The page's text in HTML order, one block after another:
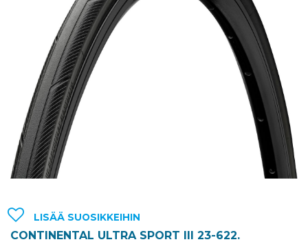
LISÄÄ SUOSIKKEIHIN
CONTINENTAL ULTRA SPORT III 23-622.